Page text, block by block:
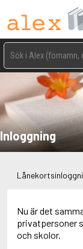
Inloggning
Nu är det
privatpersoner
och skolor.